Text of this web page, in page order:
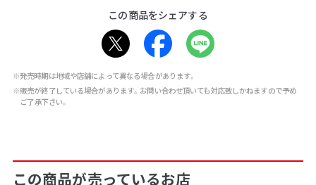
この商品をシェアする
※発売時期は地域や店舗によって異なる場合があります。
※販売が終了している場合があります。お問い合わせ頂いても対応致しかねますので予め
ご了承下さい。
この商品が売っているお店